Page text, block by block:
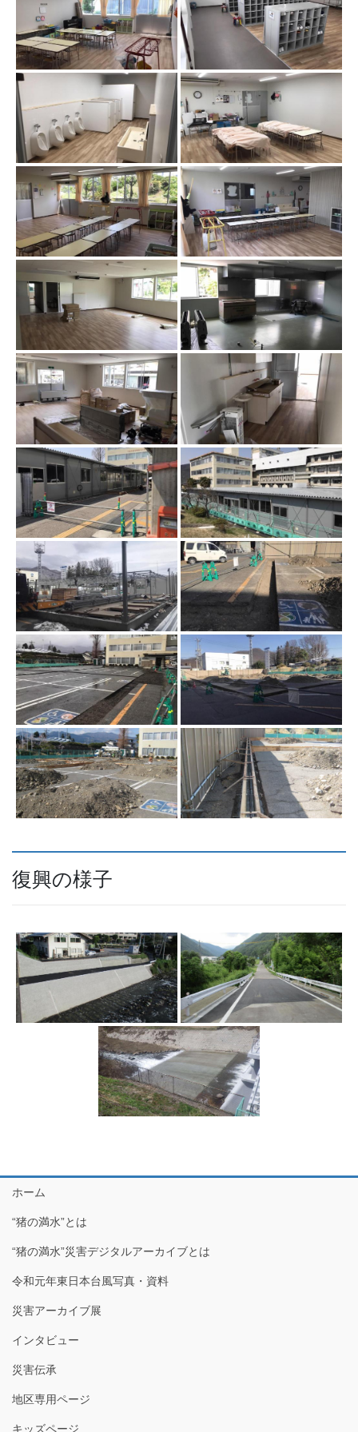
復興の様子
ホーム
“猪の満水”とは
“猪の満水”災害デジタルアーカイブとは
令和元年東日本台風写真・資料
災害アーカイブ展
インタビュー
災害伝承
地区専用ページ
キッズページ